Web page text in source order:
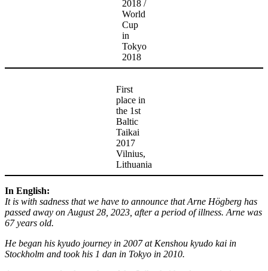
2018 /
World
Cup
in
Tokyo
2018
First
place in
the 1st
Baltic
Taikai
2017
Vilnius,
Lithuania
In English:
It is with sadness that we have to announce that Arne Högberg has
passed away on August 28, 2023, after a period of illness. Arne was
67 years old.
He began his kyudo journey in 2007 at Kenshou kyudo kai in
Stockholm and took his 1 dan in Tokyo in 2010.